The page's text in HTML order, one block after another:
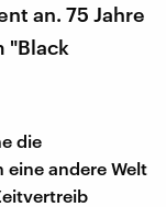
an. 75 Jahre
"Black
die
andere Welt